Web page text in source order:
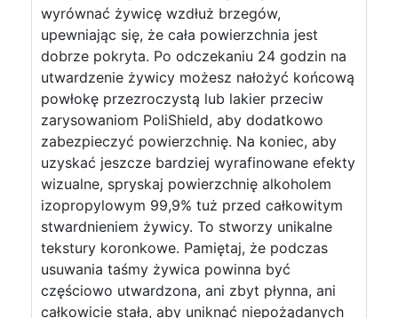
wyrównać żywicę wzdłuż brzegów,
upewniając się, że cała powierzchnia jest
dobrze pokryta. Po odczekaniu 24 godzin na
utwardzenie żywicy możesz nałożyć końcową
powłokę przezroczystą lub lakier przeciw
zarysowaniom PoliShield, aby dodatkowo
zabezpieczyć powierzchnię. Na koniec, aby
uzyskać jeszcze bardziej wyrafinowane efekty
wizualne, spryskaj powierzchnię alkoholem
izopropylowym 99,9% tuż przed całkowitym
stwardnieniem żywicy. To stworzy unikalne
tekstury koronkowe. Pamiętaj, że podczas
usuwania taśmy żywica powinna być
częściowo utwardzona, ani zbyt płynna, ani
całkowicie stała, aby uniknąć niepożądanych